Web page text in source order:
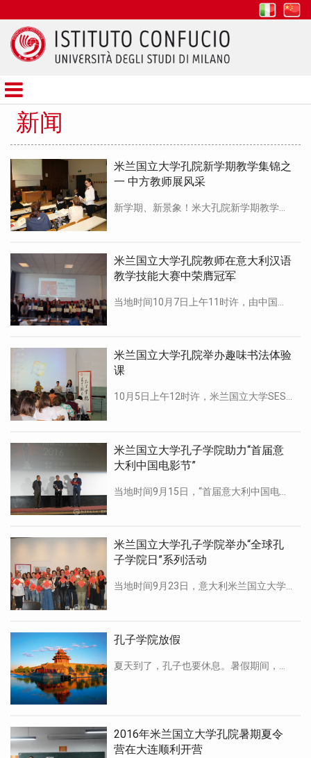
Confucio
新闻
米兰国立大学孔院新学期教学集锦之
一 中方教师展风采
米兰国立大学孔院教师在意大利汉语
教学技能大赛中荣膺冠军
米兰国立大学孔院举办趣味书法体验
课
10月5日上午12时许，米兰国立大学SESTO校区的大教室里，200余名中文专业一年级学生早已落座，等待着米兰 […]
米兰国立大学孔子学院助力“首届意
大利中国电影节”
米兰国立大学孔子学院举办“全球孔
子学院日”系列活动
当地时间9月23日，意大利米兰国立大学孔子学院与米兰市政府在“MUDEC”文化博物馆合作举办系列活动庆祝“全球 […]
孔子学院放假
2016年米兰国立大学孔院暑期夏令
营在大连顺利开营